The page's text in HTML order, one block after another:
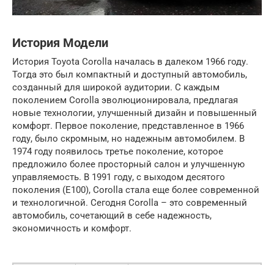
История Модели
История Toyota Corolla началась в далеком 1966 году.
Тогда это был компактный и доступный автомобиль,
созданный для широкой аудитории. С каждым
поколением Corolla эволюционировала, предлагая
новые технологии, улучшенный дизайн и повышенный
комфорт. Первое поколение, представленное в 1966
году, было скромным, но надежным автомобилем. В
1974 году появилось третье поколение, которое
предложило более просторный салон и улучшенную
управляемость. В 1991 году, с выходом десятого
поколения (E100), Corolla стала еще более современной
и технологичной. Сегодня Corolla – это современный
автомобиль, сочетающий в себе надежность,
экономичность и комфорт.